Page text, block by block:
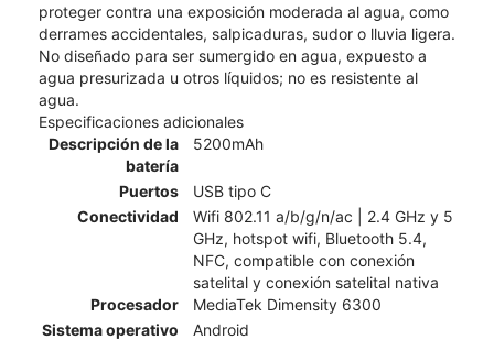
proteger contra una exposición moderada al agua, como
derrames accidentales, salpicaduras, sudor o lluvia ligera.
No diseñado para ser sumergido en agua, expuesto a
agua presurizada u otros líquidos; no es resistente al
agua.
Especificaciones adicionales
Descripción de la
batería
5200mAh
Puertos
USB tipo C
Conectividad
Wifi 802.11 a/b/g/n/ac | 2.4 GHz y 5
GHz, hotspot wifi, Bluetooth 5.4,
NFC, compatible con conexión
satelital y conexión satelital nativa
Procesador
MediaTek Dimensity 6300
Sistema operativo
Android